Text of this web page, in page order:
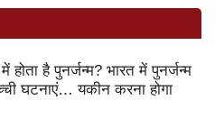
होता है पुनर्जन्म? भारत में पुनर्जन्म
घटनाएं… यकीन करना होगा